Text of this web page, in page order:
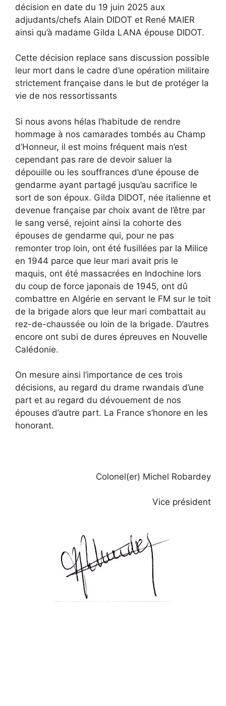
décision en date du 19 juin 2025 aux
adjudants/chefs Alain DIDOT et René MAIER
ainsi qu’à madame Gilda LANA épouse DIDOT.
Cette décision replace sans discussion possible
leur mort dans le cadre d’une opération militaire
strictement française dans le but de protéger la
vie de nos ressortissants
Si nous avons hélas l’habitude de rendre
hommage à nos camarades tombés au Champ
d’Honneur, il est moins fréquent mais n’est
cependant pas rare de devoir saluer la
dépouille ou les souffrances d’une épouse de
gendarme ayant partagé jusqu’au sacrifice le
sort de son époux. Gilda DIDOT, née italienne et
devenue française par choix avant de l’être par
le sang versé, rejoint ainsi la cohorte des
épouses de gendarme qui, pour ne pas
remonter trop loin, ont été fusillées par la Milice
en 1944 parce que leur mari avait pris le
maquis, ont été massacrées en Indochine lors
du coup de force japonais de 1945, ont dû
combattre en Algérie en servant le FM sur le toit
de la brigade alors que leur mari combattait au
rez-de-chaussée ou loin de la brigade. D’autres
encore ont subi de dures épreuves en Nouvelle
Calédonie.
On mesure ainsi l’importance de ces trois
décisions, au regard du drame rwandais d’une
part et au regard du dévouement de nos
épouses d’autre part. La France s’honore en les
honorant.
Colonel(er) Michel Robardey
Vice président